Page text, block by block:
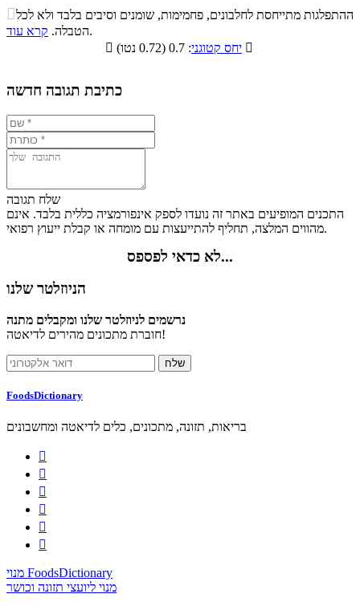
התפלגות ערך תזונתי במתכון
סיבים
תזונתיים
שומנים חלבונים
11.5% 46.4%
ההתפלגות מתייחסת לחלבונים, פחמימות, שומנים וסיבים בלבד ולא לכל
הטבלה. קרא עוד
.

יחס קטוגני 
כתיבת תגובה חדשה
שלח תגובה
התכנים המופיעים באתר זה נועדו לספק אינפורמציה כללית בלבד. אינם
מהווים המלצה, תחליף להתייעצות עם מומחה או קבלת ייעוץ רפואי.
לא כדאי לפספס...
הניוזלטר שלנו
נרשמים לניוזלטר שלנו ומקבלים מתנה
חוברת מתכונים מהירים לדיאטה!
FoodsDictionary
בריאות, תזונה, מתכונים, כלים לדיאטה ומחשבונים






מנוי FoodsDictionary
מנוי ליועצי תזונה וכושר